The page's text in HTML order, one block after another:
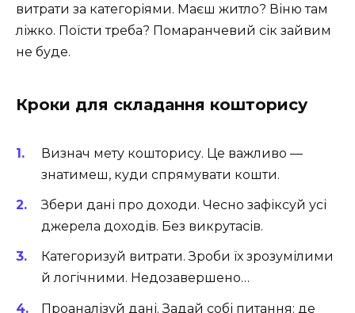
витрати за категоріями. Маєш житло? Віню там
ліжко. Поїсти треба? Помаранчевий сік зайвим
не буде.
Кроки для складання кошторису
Визнач мету кошторису. Це важливо —
знатимеш, куди спрямувати кошти.
Збери дані про доходи. Чесно зафіксуй усі
джерела доходів. Без викрутасів.
Категоризуй витрати. Зроби їх зрозумілими
й логічними. Недозавершено…
Проаналізуй дані. Задай собі питання: де